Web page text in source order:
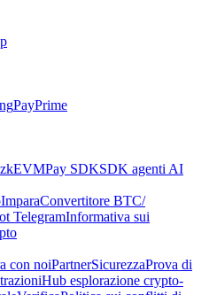
PayPrime
Pay SDKSDK agenti AI
ImparaConvertitore BTC/
TelegramInformativa sui
con noiPartnerSicurezzaProva di
Hub esplorazione crypto-